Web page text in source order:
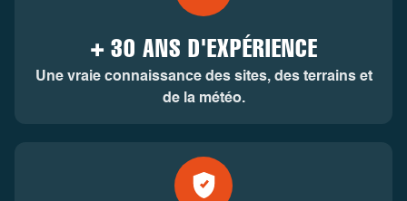
+ 30 ANS D'EXPÉRIENCE
Une vraie connaissance des sites, des terrains et
de la météo.